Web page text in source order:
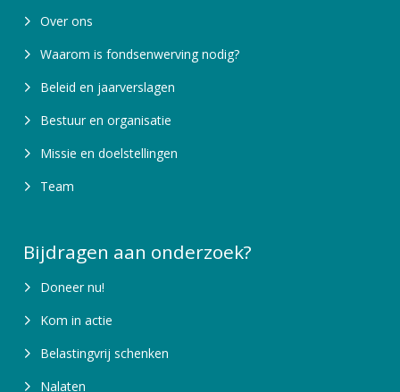
Over ons
Waarom is fondsenwerving nodig?
Beleid en jaarverslagen
Bestuur en organisatie
Missie en doelstellingen
Team
Bijdragen aan onderzoek?
Doneer nu!
Kom in actie
Belastingvrij schenken
Nalaten